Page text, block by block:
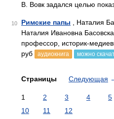
В. Вовк задался целью
10 Римские папы , Наталия
Наталия Ивановна
профессор, историк-
руб
аудиокнига можно
Страницы Следующая
1 2 3 4 5
10
11 12